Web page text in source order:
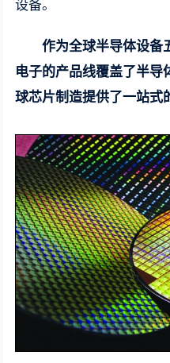
设备。
作为全球半导体设备
电子的产品线覆盖了半导
球芯片制造提供了一站式